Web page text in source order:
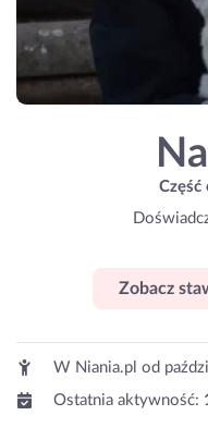
Zobacz
W Niania.pl od
Ostatnia aktywność: